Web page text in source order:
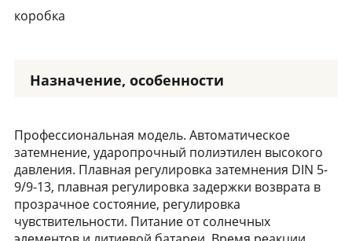
коробка
Назначение, особенности
Профессиональная модель. Автоматическое
затемнение, ударопрочный полиэтилен высокого
давления. Плавная регулировка затемнения DIN 5-
9/9-13, плавная регулировка задержки возврата в
прозрачное состояние, регулировка
чувствительности. Питание от солнечных